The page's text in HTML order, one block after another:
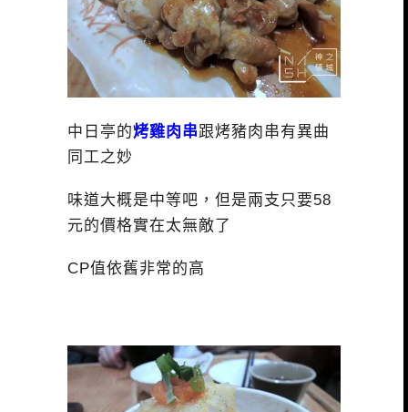
中日亭的烤雞肉串跟烤豬肉串有異曲
同工之妙
味道大概是中等吧，但是兩支只要58
元的價格實在太無敵了
CP值依舊非常的高